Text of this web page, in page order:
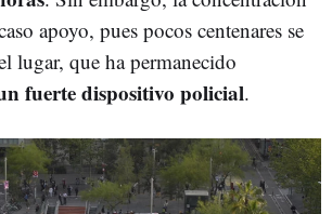
apoyo, pues pocos centenares se
lugar, que ha permanecido
fuerte dispositivo policial.